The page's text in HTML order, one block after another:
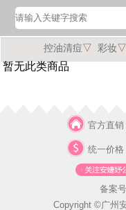
控油清痘▽ 彩妆▽
暂无此类商品
官方直销
统一价格
备案
Copyright ©广州